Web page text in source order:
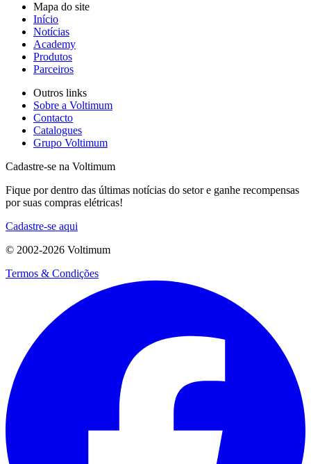
Mapa do site
Início
Notícias
Academy
Produtos
Parceiros
Outros links
Sobre a Voltimum
Contacto
Catalogues
Grupo Voltimum
Cadastre-se na Voltimum
Fique por dentro das últimas notícias do setor e ganhe recompensas
por suas compras elétricas!
Cadastre-se aqui
© 2002-2026 Voltimum
Termos & Condições